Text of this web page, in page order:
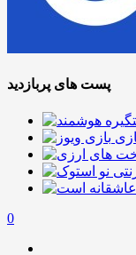
پست های پربازدید
0